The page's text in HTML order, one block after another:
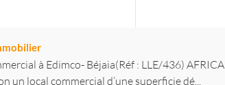
à Edimco- Béjaia(Réf : LLE/436) AFRICA
un local commercial d’une superficie dé...